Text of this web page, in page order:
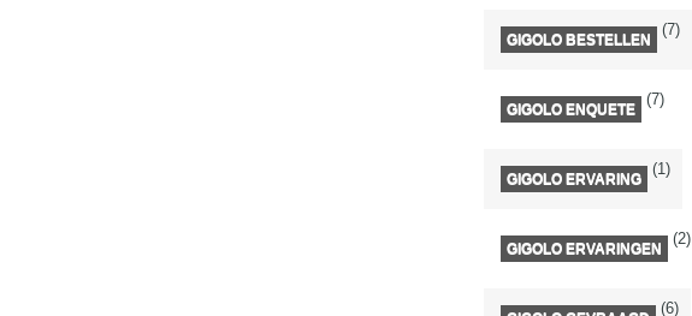
GIGOLO BESTELLEN
(7)
GIGOLO ENQUETE
(7)
GIGOLO ERVARING
(1)
GIGOLO ERVARINGEN
(2)
(6)